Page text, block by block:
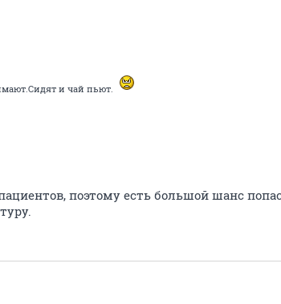
и чай пьют.
поэтому есть большой шанс